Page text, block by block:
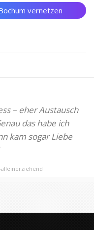
vernetzen
– eher Austausch
das habe ich
kam sogar Liebe